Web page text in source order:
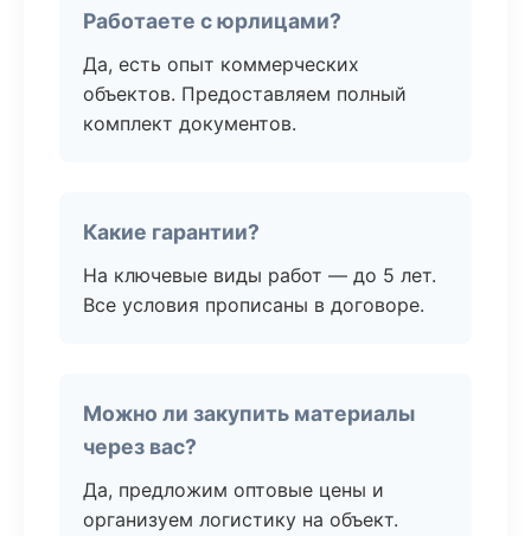
Работаете с юрлицами?
Да, есть опыт коммерческих
объектов. Предоставляем полный
комплект документов.
Какие гарантии?
На ключевые виды работ — до 5 лет.
Все условия прописаны в договоре.
Можно ли закупить материалы
через вас?
Да, предложим оптовые цены и
организуем логистику на объект.